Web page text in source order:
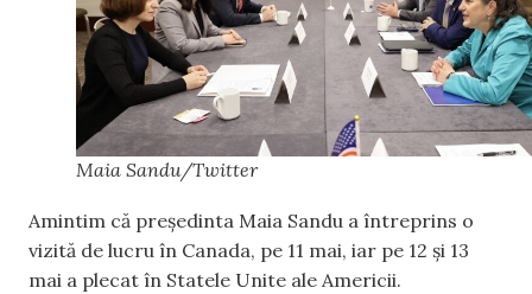
Maia Sandu/Twitter
Amintim că președinta Maia Sandu a întreprins o
vizită de lucru în Canada, pe 11 mai, iar pe 12 și 13
mai a plecat în Statele Unite ale Americii.